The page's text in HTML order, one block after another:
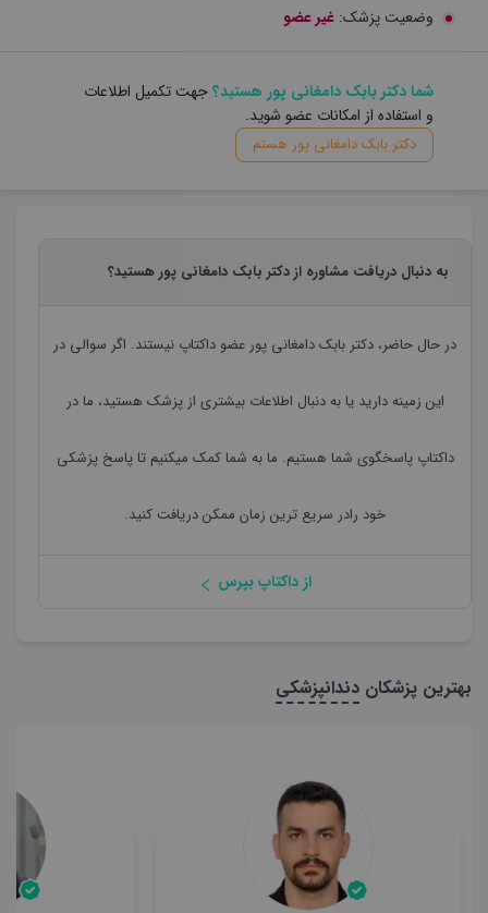
وضعیت پزشک: غیر عضو
شما دکتر بابک دامغانی پور هستید؟جهت تکمیل اطلاعات
و استفاده از امکانات عضو شوید.
دکتر بابک دامغانی پور هستم
به دنبال دریافت مشاوره از دکتر بابک دامغانی پور هستید؟
در حال حاضر، دکتر بابک دامغانی پورعضو داکتاپ نیستند. اگر سوالی در
این زمینه دارید یا به دنبال اطلاعات بیشتری از پزشک هستید، ما در
داکتاپ پاسخگوی شما هستیم. ما به شما کمک میکنیم تا پاسخ پزشکی
خود رادر سریع ترین زمان ممکن دریافت کنید.
از داکتاپ بپرس
بهترین پزشکان دندانپزشکی